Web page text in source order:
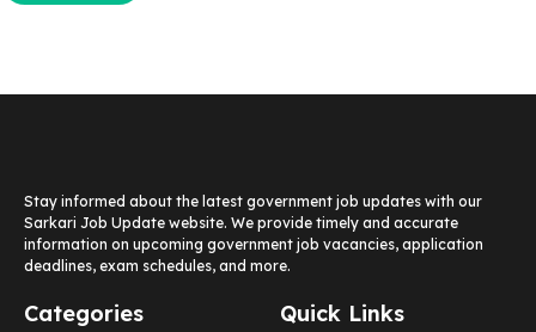
Stay informed about the latest government job updates with our
Sarkari Job Update website. We provide timely and accurate
information on upcoming government job vacancies, application
deadlines, exam schedules, and more.
Categories Quick Links